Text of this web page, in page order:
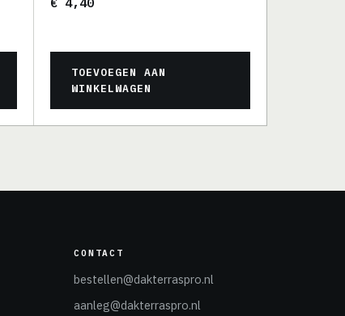
TOEVOEGEN AAN
WINKELWAGEN
CONTACT
bestellen@dakterraspro.nl
aanleg@dakterraspro.nl